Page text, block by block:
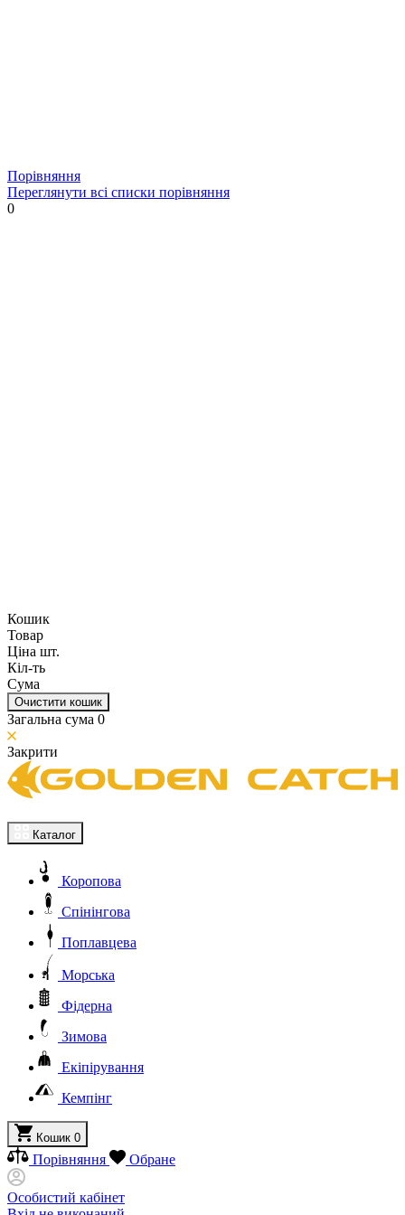
Порівняння
Переглянути всі списки порівняння
0
Кошик
Товар
Ціна шт.
Кіл-ть
Сума
Очистити кошик
Загальна сума 0
Закрити
Каталог
Коропова
Спінінгова
Поплавцева
Морська
Фідерна
Зимова
Екіпірування
Кемпінг
Кошик 0
Порівняння Обране
Особистий кабінет